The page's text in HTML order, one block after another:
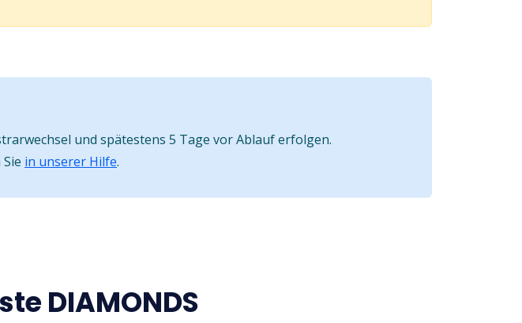
und spätestens 5 Tage vor Ablauf erfolgen.
in unserer Hilfe.
DIAMONDS